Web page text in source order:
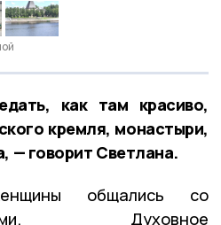
как там красиво,
кремля, монастыри,
— говорит Светлана.
общались со
Духовное